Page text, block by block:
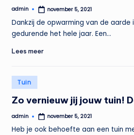
Geplaatst
admin november 5, 2021
Dankzij de opwarming van de
gedurende het hele jaar. Een…
Lees meer
Geplaatst
in
Tuin
Zo vernieuw jij jouw tuin!
Geplaatst
admin november 5, 2021
Heb je ook behoefte aan een tuin